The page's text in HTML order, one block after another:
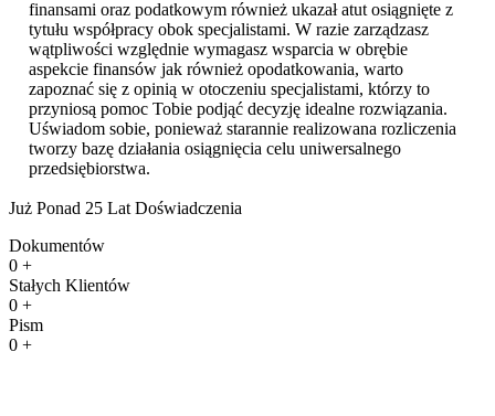
finansami oraz podatkowym również ukazał atut osiągnięte z
tytułu współpracy obok specjalistami. W razie zarządzasz
wątpliwości względnie wymagasz wsparcia w obrębie
aspekcie finansów jak również opodatkowania, warto
zapoznać się z opinią w otoczeniu specjalistami, którzy to
przyniosą pomoc Tobie podjąć decyzję idealne rozwiązania.
Uświadom sobie, ponieważ starannie realizowana rozliczenia
tworzy bazę działania osiągnięcia celu uniwersalnego
przedsiębiorstwa.
Już Ponad 25 Lat Doświadczenia
Dokumentów
0 +
Stałych Klientów
0 +
Pism
0 +